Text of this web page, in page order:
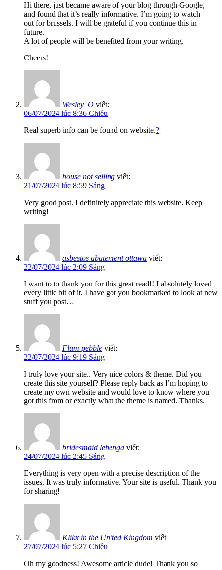
Hi there, just became aware of your blog through Google,
and found that it’s really informative. I’m going to watch
out for brussels. I will be grateful if you continue this in
future.
A lot of people will be benefited from your writing.
Cheers!
Wesley_O viết:
06/07/2024 lúc 8:36 Chiều
Real superb info can be found on website.?
house not selling viết:
21/07/2024 lúc 8:59 Sáng
Very good post. I definitely appreciate this website. Keep
writing!
asbestos abatement ottawa viết:
22/07/2024 lúc 2:09 Sáng
I want to to thank you for this great read!! I absolutely loved
every little bit of it. I have got you bookmarked to look at new
stuff you post…
Flum pebble viết:
22/07/2024 lúc 9:19 Sáng
I truly love your site.. Very nice colors & theme. Did you
create this site yourself? Please reply back as I’m hoping to
create my own website and would love to know where you
got this from or exactly what the theme is named. Thanks.
bridesmaid lehenga viết:
24/07/2024 lúc 2:45 Sáng
Everything is very open with a precise description of the
issues. It was truly informative. Your site is useful. Thank you
for sharing!
Klikx in the United Kingdom viết:
27/07/2024 lúc 5:27 Chiều
Oh my goodness! Awesome article dude! Thank you so